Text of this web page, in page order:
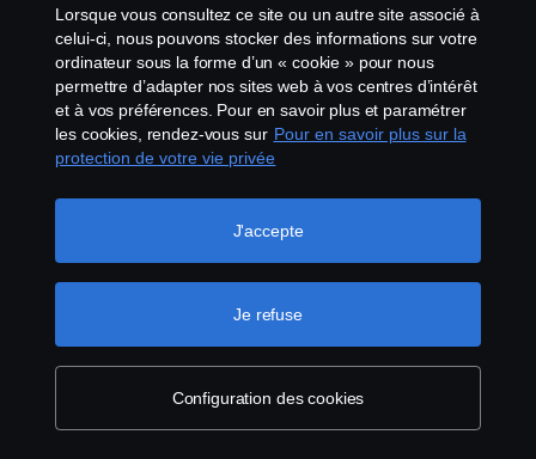
Planète
Le Scania Super est une solution de transport ICE
durable dès maintenant : une solution qui a un
votre entreprise aux normes d'émissions les plus
En plus de la compatibilité diesel, le Scania Super
Lorsque vous consultez ce site ou un autre site associé à
celui-ci, nous pouvons stocker des informations sur votre
ordinateur sous la forme d’un « cookie » pour nous
permettre d’adapter nos sites web à vos centres d’intérêt
et à vos préférences. Pour en savoir plus et paramétrer
les cookies, rendez-vous sur Pour en savoir plus sur la
protection de votre vie privée
Configuration des cookies
Je refuse
J'accepte